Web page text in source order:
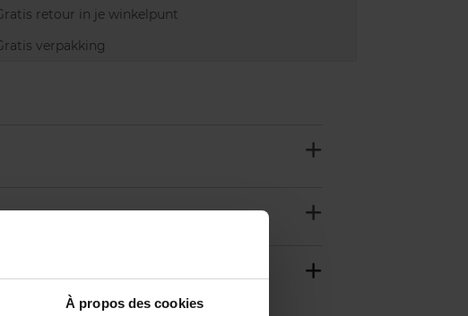
À propos des cookies
retour in je winkelpunt
verpakking